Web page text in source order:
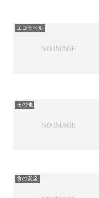
エコラベル
その他
食の安全